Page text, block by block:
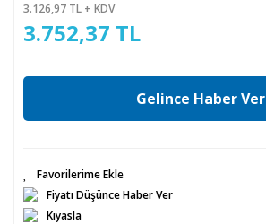
3.126,97 TL + KDV
3.752,37 TL
Gelince Haber Ver
Fiyatı Düşünce Haber Ver
Kıyasla